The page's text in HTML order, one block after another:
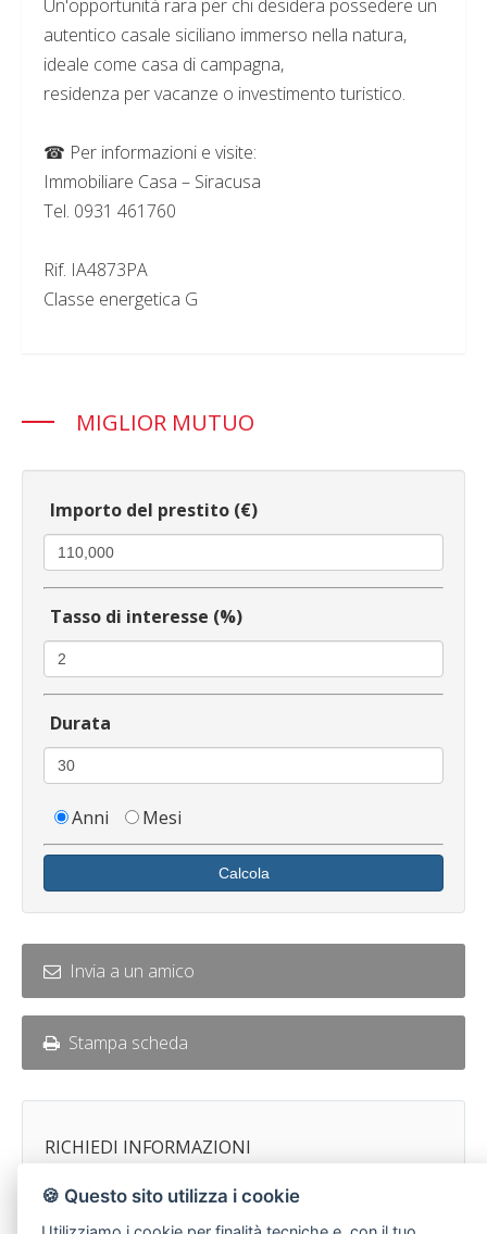
Un'opportunità rara per chi desidera possedere un
autentico casale siciliano immerso nella natura,
ideale come casa di campagna,
residenza per vacanze o investimento turistico.
☎ Per informazioni e visite:
Immobiliare Casa – Siracusa
Tel. 0931 461760
Rif. IA4873PA
Classe energetica G
MIGLIOR MUTUO
Importo del prestito (€)
Tasso di interesse (%)
Durata
Anni Mesi
Calcola
Invia a un amico
Stampa scheda
RICHIEDI INFORMAZIONI
Codice immobile IA4873PA
🍪 Questo sito utilizza i cookie